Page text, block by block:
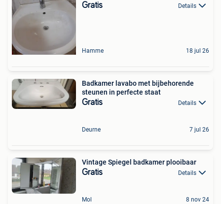
Gratis Details
Hamme 18 jul 26
Badkamer lavabo met bijbehorende
steunen in perfecte staat
Gratis Details
Deurne 7 jul 26
Vintage Spiegel badkamer plooibaar
Gratis Details
Mol 8 nov 24